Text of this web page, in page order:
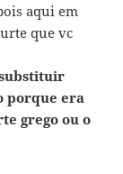
aqui em
que vc
porque era
grego ou o